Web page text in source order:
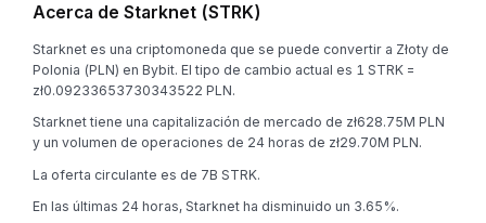
Acerca de Starknet (STRK)
Starknet es una criptomoneda que se puede convertir a Złoty de
Polonia (PLN) en Bybit. El tipo de cambio actual es 1 STRK =
zł0.09233653730343522 PLN.
Starknet tiene una capitalización de mercado de zł628.75M PLN
y un volumen de operaciones de 24 horas de zł29.70M PLN.
La oferta circulante es de 7B STRK.
En las últimas 24 horas, Starknet ha disminuido un 3.65%.